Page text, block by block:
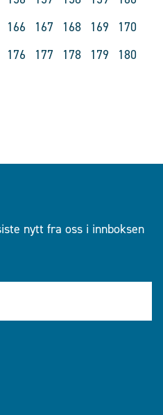
166 167 168 169
170
176 177 178 179
180
nytt fra oss i innboksen